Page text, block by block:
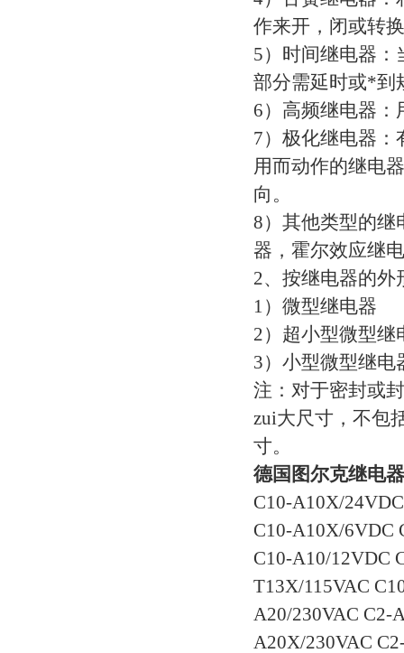
作来开，闭或转
5）时间继电器
部分需延时或*到
6）高频继电器：
7）极化继电器：
用而动作的继电
向。
8）其他类型的继
器，霍尔效应继
2、按继电器的外
1）微型继电器
2）超小型微型继
3）小型微型继电
注：对于密封或
zui大尺寸，不包
寸。
德国图尔克继电
C10-A10X/
C10-A10X/6VDC
C10-A10/12VDC
T13X/115VAC
A20/230VAC C2-
A20X/230VAC